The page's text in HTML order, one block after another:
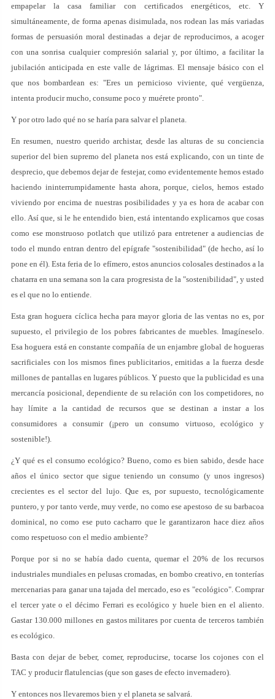
empapelar la casa familiar con certificados energéticos, etc. Y
simultáneamente, de forma apenas disimulada, nos rodean las más variadas
formas de persuasión moral destinadas a dejar de reproducirnos, a acoger
con una sonrisa cualquier compresión salarial y, por último, a facilitar la
jubilación anticipada en este valle de lágrimas. El mensaje básico con el
que nos bombardean es: "Eres un pernicioso viviente, qué vergüenza,
intenta producir mucho, consume poco y muérete pronto".
Y por otro lado qué no se haría para salvar el planeta.
En resumen, nuestro querido archistar, desde las alturas de su conciencia
superior del bien supremo del planeta nos está explicando, con un tinte de
desprecio, que debemos dejar de festejar, como evidentemente hemos estado
haciendo ininterrumpidamente hasta ahora, porque, cielos, hemos estado
viviendo por encima de nuestras posibilidades y ya es hora de acabar con
ello. Así que, si le he entendido bien, está intentando explicarnos que cosas
como ese monstruoso potlatch que utilizó para entretener a audiencias de
todo el mundo entran dentro del epígrafe "sostenibilidad" (de hecho, así lo
pone en él). Esta feria de lo efímero, estos anuncios colosales destinados a la
chatarra en una semana son la cara progresista de la "sostenibilidad", y usted
es el que no lo entiende.
Esta gran hoguera cíclica hecha para mayor gloria de las ventas no es, por
supuesto, el privilegio de los pobres fabricantes de muebles. Imagíneselo.
Esa hoguera está en constante compañía de un enjambre global de hogueras
sacrificiales con los mismos fines publicitarios, emitidas a la fuerza desde
millones de pantallas en lugares públicos. Y puesto que la publicidad es una
mercancía posicional, dependiente de su relación con los competidores, no
hay límite a la cantidad de recursos que se destinan a instar a los
consumidores a consumir (¡pero un consumo virtuoso, ecológico y
sostenible!).
¿Y qué es el consumo ecológico? Bueno, como es bien sabido, desde hace
años el único sector que sigue teniendo un consumo (y unos ingresos)
crecientes es el sector del lujo. Que es, por supuesto, tecnológicamente
puntero, y por tanto verde, muy verde, no como ese apestoso de su barbacoa
dominical, no como ese puto cacharro que le garantizaron hace diez años
como respetuoso con el medio ambiente?
Porque por si no se había dado cuenta, quemar el 20% de los recursos
industriales mundiales en pelusas cromadas, en bombo creativo, en tonterías
mercenarias para ganar una tajada del mercado, eso es "ecológico". Comprar
el tercer yate o el décimo Ferrari es ecológico y huele bien en el aliento.
Gastar 130.000 millones en gastos militares por cuenta de terceros también
es ecológico.
Basta con dejar de beber, comer, reproducirse, tocarse los cojones con el
TAC y producir flatulencias (que son gases de efecto invernadero).
Y entonces nos llevaremos bien y el planeta se salvará.